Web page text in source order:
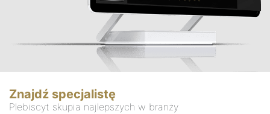
Znajdź specjalistę
Plebiscyt skupia najlepszych w branży